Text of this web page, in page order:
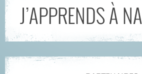
J’APPRENDS À